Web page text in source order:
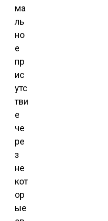
ма
ль
но
е
пр
ис
утс
тви
е
че
ре
з
не
кот
ор
ые